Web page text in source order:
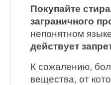
Покупайте
заграничного
непонятном
действует
К сожалению,
вещества, от